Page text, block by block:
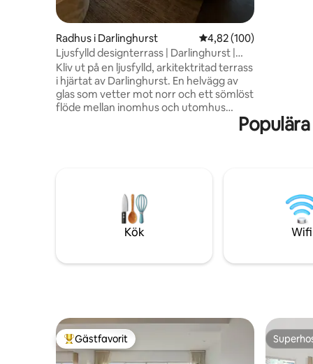
Radhus i Darlinghurst 4,82 av 5 i
4,82 (100)
Ljusfylld designterrass | Darlinghurst |
Centrala affärsdistriktet
Kliv ut på en ljusfylld, arkitektritad terrass
i hjärtat av Darlinghurst. En helvägg av
glas som vetter mot norr och ett sömlöst
flöde mellan inomhus och utomhus
skapar ett lugnt, designstyrt utrymme
skjutdörrar av glas öppnar upp till en
innergård omgiven av grönska. Perfekt
för par, små familjer eller affärsresenärer
som vill ha en elegant bas"
Kök Wifi
Populär gästfavorit
Gästfavorit